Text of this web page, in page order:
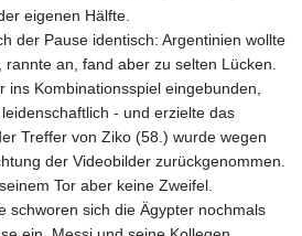
MNT 4157.510076
MOP 9.34149
MRU 46.349915
MUR 54.396619
MVR 17.862733
MWK 2008.207995
MXN 19.811776
MYR 4.728715
MZN 73.882892
eigenen Hälfte.
der Pause identisch: Argentinien wollte
an, fand aber zu selten Lücken.
ins Kombinationsspiel eingebunden,
- und erzielte das
Treffer von Ziko (58.) wurde wegen
der Videobilder zurückgenommen.
Tor aber keine Zweifel.
schworen sich die Ägypter nochmals